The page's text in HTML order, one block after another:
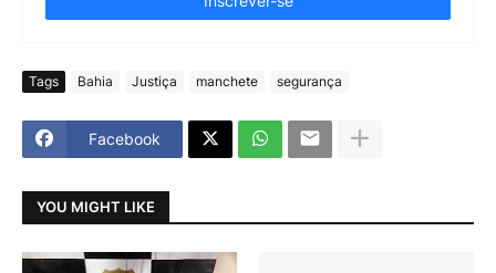
Tags Bahia Justiça manchete segurança
Facebook
YOU MIGHT LIKE